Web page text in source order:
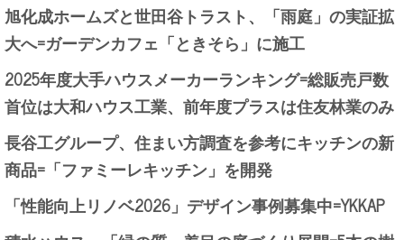
旭化成ホームズと世田谷トラスト、「雨庭」の実証拡
大へ=ガーデンカフェ「ときそら」に施工
2025年度大手ハウスメーカーランキング=総販売戸数
首位は大和ハウス工業、前年度プラスは住友林業のみ
長谷工グループ、住まい方調査を参考にキッチンの新
商品=「ファミーレキッチン」を開発
「性能向上リノベ2026」デザイン事例募集中=YKKAP